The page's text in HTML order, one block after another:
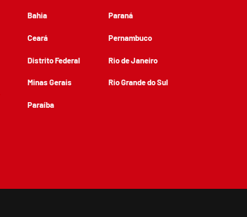
Bahia
Ceará
Distrito Federal
Minas Gerais
Paraíba
Paraná
Pernambuco
Rio de Janeiro
Rio Grande do Sul